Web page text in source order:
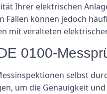
Ihrer elektrischen
Fällen können jedoch
mit veralteten
0100-
selbst
um die Genauigkeit